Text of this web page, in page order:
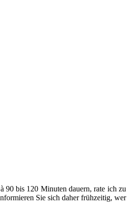
90 bis 120 Minuten dauern, rate ich zu
Sie sich daher frühzeitig, wer